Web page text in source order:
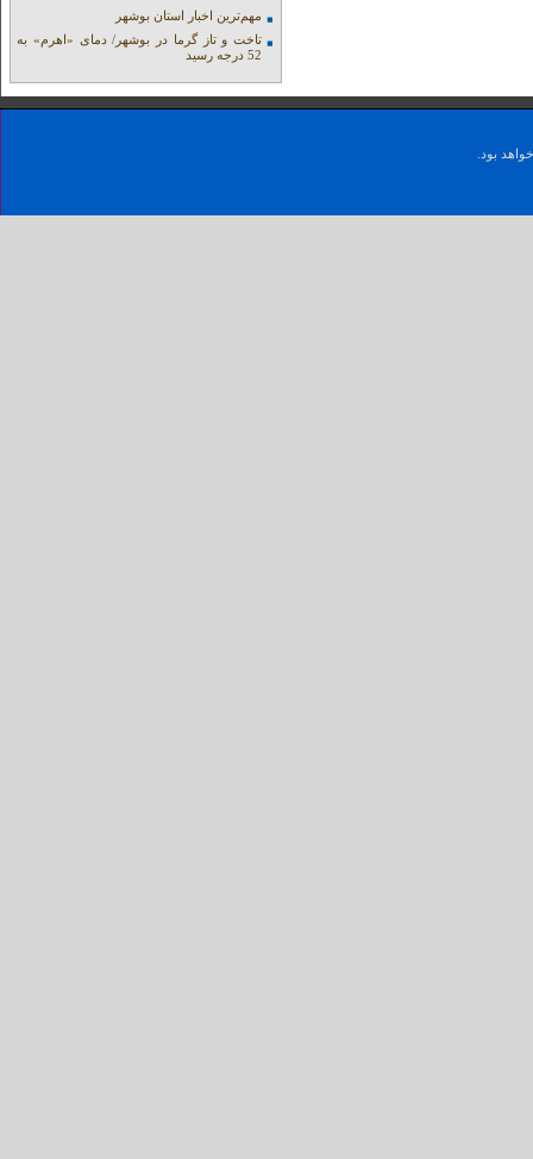
مهم‌ترین اخبار استان بوشهر
تاخت و تاز گرما در بوشهر/ دمای «اهرم» به
52 درجه رسید
بود.